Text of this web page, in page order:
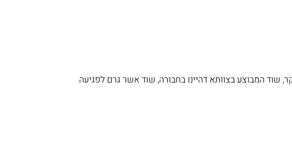
שוד המבוצע בצוותא דהיינו בחבורה, שוד אשר גרם לפגיעה